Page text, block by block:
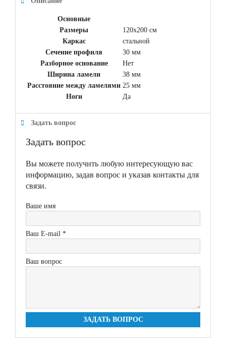
Основные
Размеры
120x200 см
Каркас
стальной
Сечение профиля
30 мм
Разборное основание
Нет
Ширина ламели
38 мм
Расстояние между ламелями 25 мм
Ноги
Да
Задать вопрос
Задать вопрос
Вы можете получить любую интересующую вас
информацию, задав вопрос и указав контакты для
связи.
Ваше имя
Ваш E-mail *
Ваш вопрос
ЗАДАТЬ ВОПРОС